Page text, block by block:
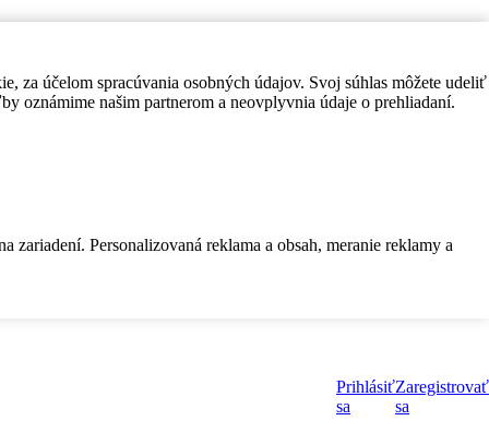
za účelom spracúvania osobných údajov. Svoj súhlas môžete udeliť
oznámime našim partnerom a neovplyvnia údaje o prehliadaní.
Personalizovaná reklama a obsah, meranie reklamy a
Prihlásiť
sa
Zaregistrovať
sa